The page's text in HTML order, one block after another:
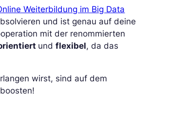
Weiterbildung im Big Data
und ist genau auf deine
mit der renommierten
undflexibel, da das
wirst, sind auf dem